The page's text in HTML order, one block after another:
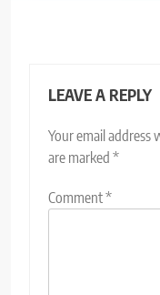
LEAVE A REPLY
Your email address
are marked *
Comment*